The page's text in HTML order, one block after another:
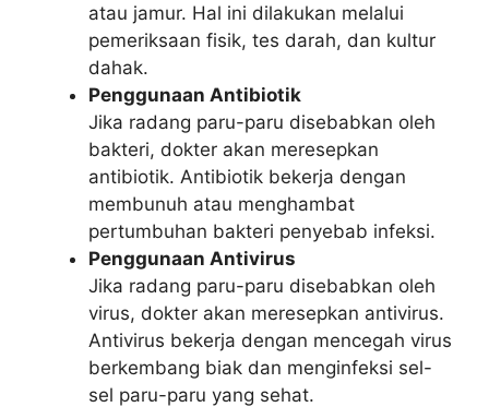
atau jamur. Hal ini dilakukan melalui
pemeriksaan fisik, tes darah, dan kultur
dahak.
Penggunaan Antibiotik
Jika radang paru-paru disebabkan oleh
bakteri, dokter akan meresepkan
antibiotik. Antibiotik bekerja dengan
membunuh atau menghambat
pertumbuhan bakteri penyebab infeksi.
Penggunaan Antivirus
Jika radang paru-paru disebabkan oleh
virus, dokter akan meresepkan antivirus.
Antivirus bekerja dengan mencegah virus
berkembang biak dan menginfeksi sel-
sel paru-paru yang sehat.